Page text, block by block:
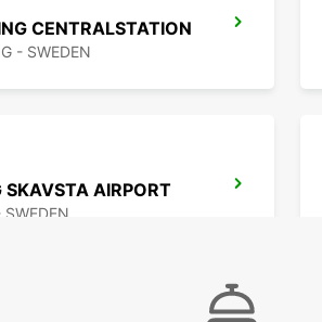
CENTRALSTATION
- SWEDEN
SKAVSTA AIRPORT